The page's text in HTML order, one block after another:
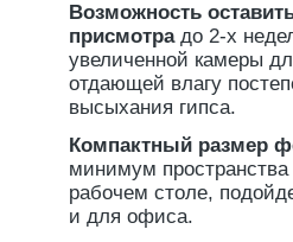
Возможность
присмотрадо 2-х
увеличенной камеры
отдающей влагу
высыхания гипса.
Компактный размер
минимум
рабочем столе,
и для офиса.